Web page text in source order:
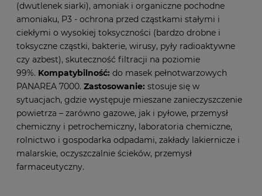
(dwutlenek siarki), amoniak i organiczne pochodne
amoniaku, P3 - ochrona przed cząstkami stałymi i
ciekłymi o wysokiej toksyczności (bardzo drobne i
toksyczne cząstki, bakterie, wirusy, pyły radioaktywne
czy azbest), skuteczność filtracji na poziomie
99%. Kompatybilność: do masek pełnotwarzowych
PANAREA 7000. Zastosowanie: stosuje się w
sytuacjach, gdzie występuje mieszane zanieczyszczenie
powietrza – zarówno gazowe, jak i pyłowe, przemysł
chemiczny i petrochemiczny, laboratoria chemiczne,
rolnictwo i gospodarka odpadami, zakłady lakiernicze i
malarskie, oczyszczalnie ścieków, przemysł
farmaceutyczny.